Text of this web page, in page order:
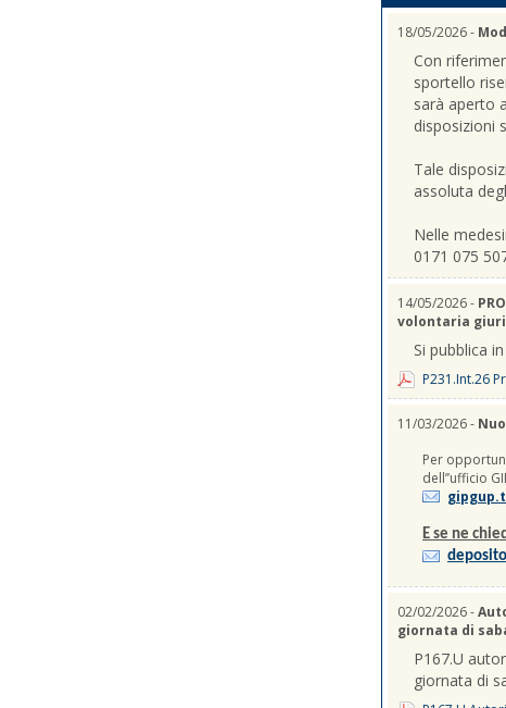
18/05/2026 -
Con
sportello
sarà aperto
disposizioni
Tale
assoluta
Nelle
0171 075
14/05/2026 -
volontaria
Si pubblica
P231.Int.26
11/03/2026 -
Per
dell’’ufficio
E se ne
02/02/2026 -
giornata di
P167.U
giornata di